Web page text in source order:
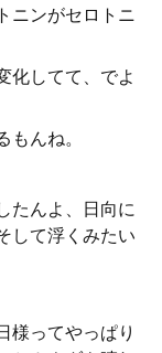
ニンがセロトニ
化してて、でよ
んね。
たんよ、日向に
して浮くみたい
様ってやっぱり